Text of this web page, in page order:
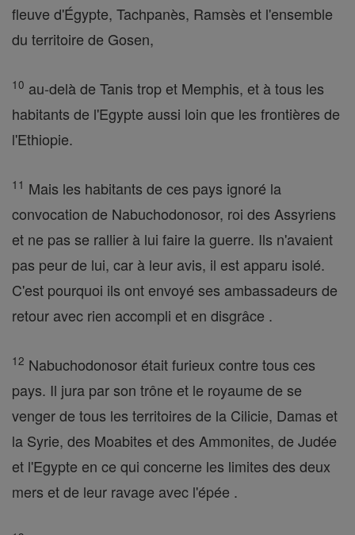
fleuve d'Égypte, Tachpanès, Ramsès et l'ensemble
du territoire de Gosen,
10 au-delà de Tanis trop et Memphis, et à tous les
habitants de l'Egypte aussi loin que les frontières de
l'Ethiopie.
11 Mais les habitants de ces pays ignoré la
convocation de Nabuchodonosor, roi des Assyriens
et ne pas se rallier à lui faire la guerre. Ils n'avaient
pas peur de lui, car à leur avis, il est apparu isolé.
C'est pourquoi ils ont envoyé ses ambassadeurs de
retour avec rien accompli et en disgrâce .
12 Nabuchodonosor était furieux contre tous ces
pays. Il jura par son trône et le royaume de se
venger de tous les territoires de la Cilicie, Damas et
la Syrie, des Moabites et des Ammonites, de Judée
et l'Egypte en ce qui concerne les limites des deux
mers et de leur ravage avec l'épée .